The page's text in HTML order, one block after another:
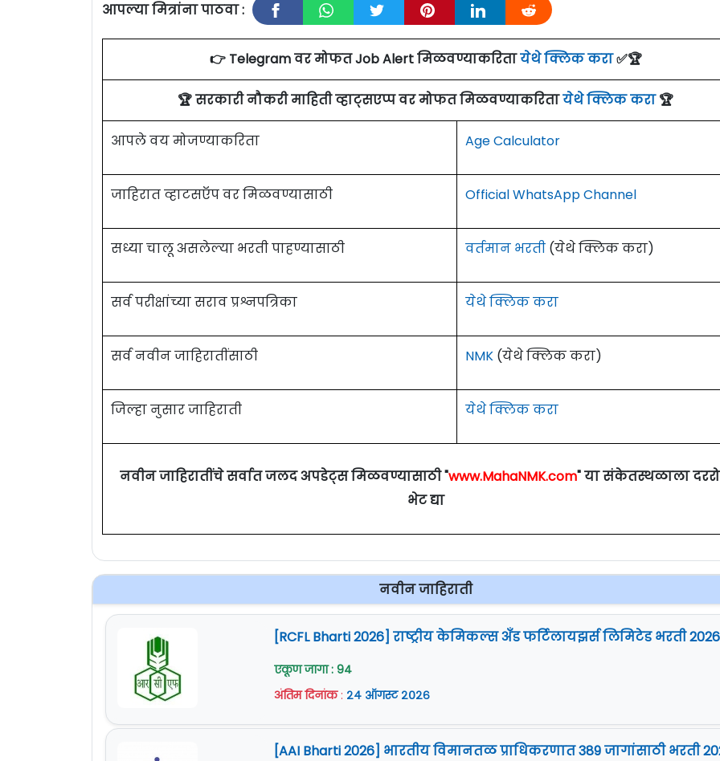
आपल्या मित्रांना पाठवा :
👉 Telegram वर मोफत Job Alert मिळवण्याकरितायेथे क्लिक करा✅🏆
🏆 सरकारी नौकरी माहिती व्हाट्सएप्प वर मोफत मिळवण्याकरितायेथे क्लिक करा🏆
आपले वय मोजण्याकरिता Age Calculator
जाहिरात व्हाटसऍप वर मिळवण्यासाठी Official WhatsApp Channel
सध्या चालू असलेल्या भरती पाहण्यासाठी वर्तमान भरती (येथे क्लिक करा)
सर्व परीक्षांच्या सराव प्रश्नपत्रिका येथे क्लिक करा
सर्व नवीन जाहिरातींसाठी NMK (येथे क्लिक करा)
जिल्हा नुसार जाहिराती येथे क्लिक करा
नवीन जाहिरातींचे सर्वात जलद अपडेट्स मिळवण्यासाठी "www.MahaNMK.com" या संकेतस्थळाला
भेट द्या
नवीन जाहिराती
[RCFL Bharti 2026] राष्ट्रीय केमिकल्स अँड फर्टिलायझर्स लिमिटेड भरती 2026
एकूण जागा : 94
अंतिम दिनांक: २४ ऑगस्ट २०२६
[AAI Bharti 2026] भारतीय विमानतळ प्राधिकरणात 389 जागांसाठी भरती